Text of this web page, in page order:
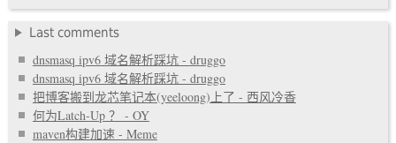
Last comments
dnsmasq ipv6 域名解析踩坑 - druggo
dnsmasq ipv6 域名解析踩坑 - druggo
把博客搬到龙芯笔记本(yeeloong)上了 - 西风冷香
何为Latch-Up ？ - OY
maven构建加速 - Meme